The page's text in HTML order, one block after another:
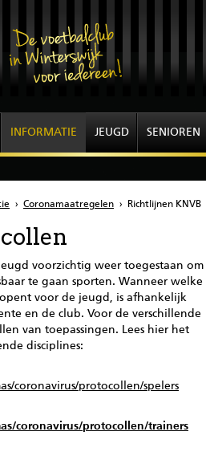
INFORMATIE JEUGD SENIOREN
› Coronamaatregelen › Richtlijnen KNVB
voorzichtig weer toegestaan om
te gaan sporten. Wanneer welke
voor de jeugd, is afhankelijk
en de club. Voor de verschillende
van toepassingen. Lees hier het
disciplines:
coronavirus/protocollen/spelers
coronavirus/protocollen/trainers